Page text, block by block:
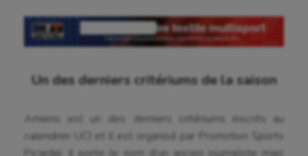
Un des derniers critériums de la saison
Amiens est un des derniers critériums inscrits au
calendrier UCI et il est organisé par Promotion Sports